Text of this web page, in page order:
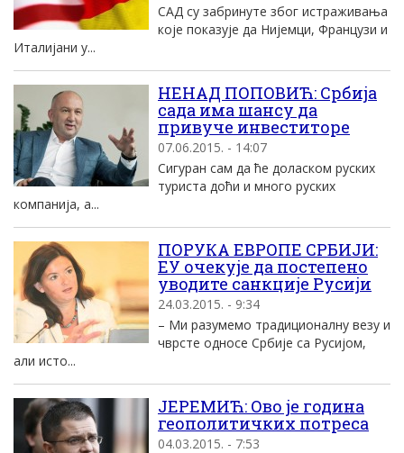
САД су забринуте због истраживања
које показује да Нијемци, Французи и
Италијани у...
НЕНАД ПОПОВИЋ: Србија
сада има шансу да
привуче инвеститоре
07.06.2015. - 14:07
Сигуран сам да ће доласком руских
туриста доћи и много руских
компанија, а...
ПОРУКА ЕВРОПЕ СРБИЈИ:
ЕУ очекује да постепено
уводите санкције Русији
24.03.2015. - 9:34
– Ми разумемо традиционалну везу и
чврсте односе Србије са Русијом,
али исто...
ЈЕРЕМИЋ: Ово је година
геополитичких потреса
04.03.2015. - 7:53